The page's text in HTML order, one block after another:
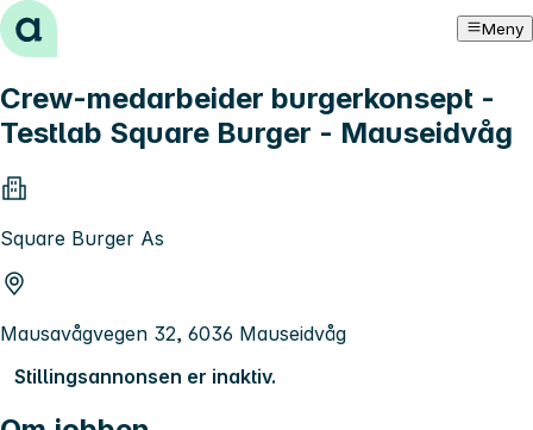
Hopp til innhold Meny
Crew-medarbeider burgerkonsept -
Testlab Square Burger - Mauseidvåg
Square Burger As
Mausavågvegen 32, 6036 Mauseidvåg
Stillingsannonsen er inaktiv.